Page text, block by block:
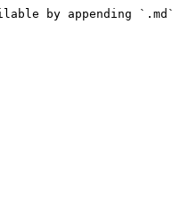
by appending `.md`